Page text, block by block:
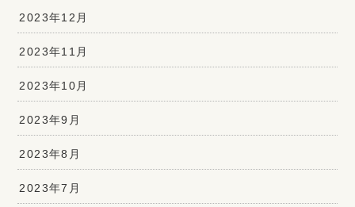
2023年12月
2023年11月
2023年10月
2023年9月
2023年8月
2023年7月